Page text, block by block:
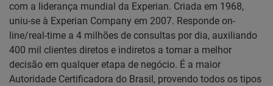
com a liderança mundial da Experian. Criada em 1968,
uniu-se à Experian Company em 2007. Responde on-
line/real-time a 4 milhões de consultas por dia, auxiliando
400 mil clientes diretos e indiretos a tomar a melhor
decisão em qualquer etapa de negócio. É a maior
Autoridade Certificadora do Brasil, provendo todos os tipos